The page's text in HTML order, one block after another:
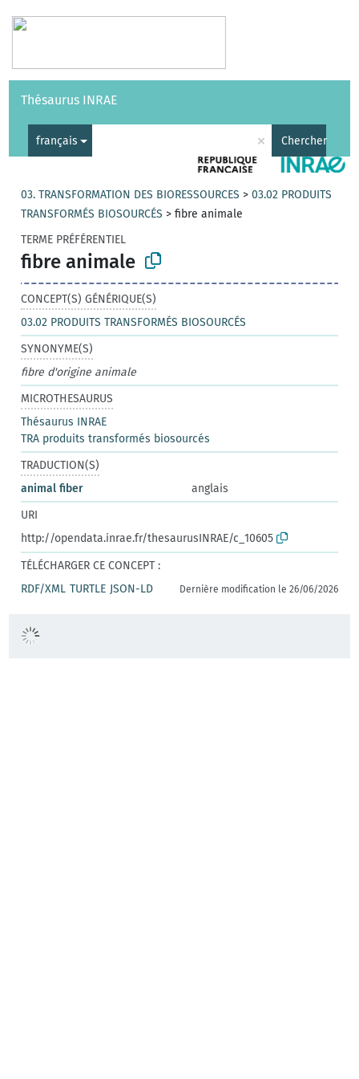
Vocabulaires API
Thésaurus INRAE
français × Chercher
03. TRANSFORMATION DES BIORESSOURCES >03.02 PRODUITS
TRANSFORMÉS BIOSOURCÉS >fibre animale
TERME PRÉFÉRENTIEL
fibre animale
CONCEPT(S) GÉNÉRIQUE(S)
03.02 PRODUITS TRANSFORMÉS BIOSOURCÉS
SYNONYME(S)
fibre d'origine animale
MICROTHESAURUS
Thésaurus INRAE
TRA produits transformés biosourcés
TRADUCTION(S)
animal fiber
anglais
URI
http://opendata.inrae.fr/thesaurusINRAE/c_10605
TÉLÉCHARGER CE CONCEPT :
RDF/XML TURTLE JSON-LD Dernière modification le 26/06/2026